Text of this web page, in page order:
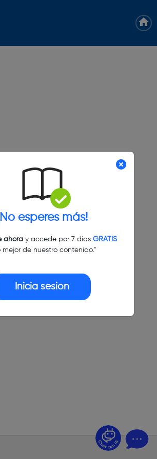
esperes más!
ahoray accede por 7 días GRATIS
mejor de nuestro contenido."
Inicia sesión